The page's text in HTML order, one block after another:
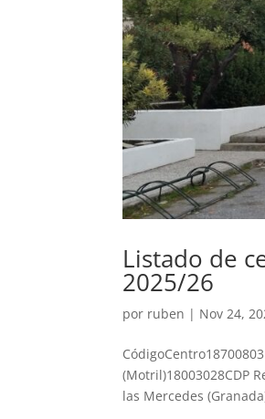
Listado de
2025/26
por ruben | Nov 24,
(Motril)18003028CDP
las Mercedes